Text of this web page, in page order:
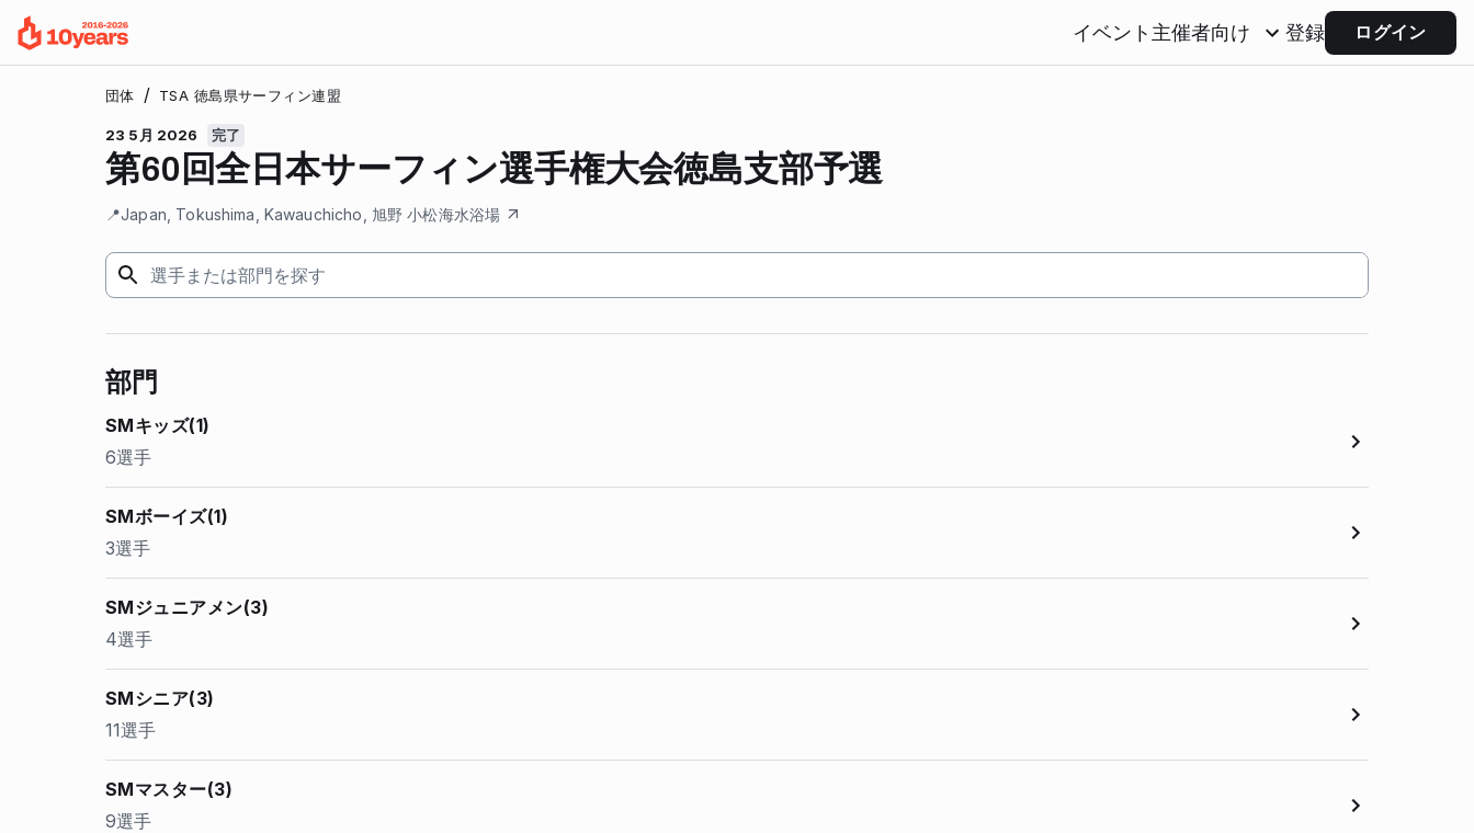
イベント主催者向け 登録 ログイン
団体 / TSA 徳島県サーフィン連盟
23 5月 2026 完了
第60回全日本サーフィン選手権大会徳島支部予選
📍Japan, Tokushima, Kawauchicho, 旭野 小松海水浴場
部門
SMキッズ(1)
6選手
SMボーイズ(1)
3選手
SMジュニアメン(3)
4選手
SMシニア(3)
11選手
SMマスター(3)
9選手